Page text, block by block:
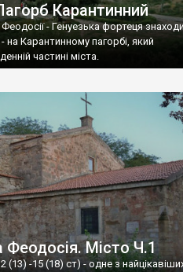
Карантинний
- Генуезька фортеця
на Карантинному пагорбі, який
частині міста.
Місто Ч.1
(13) -15 (18) ст) - одне з